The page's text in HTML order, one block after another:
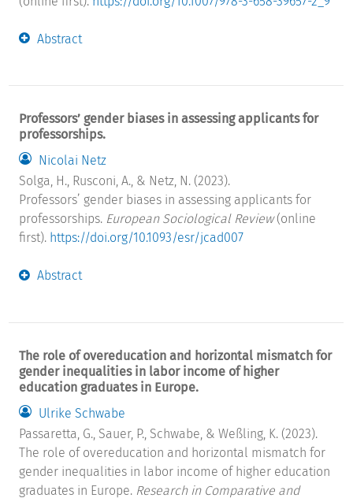
Abstract
Professors’ gender biases in assessing applicants for
professorships.
Nicolai Netz
Solga, H., Rusconi, A., & Netz, N. (2023).
Professors’ gender biases in assessing applicants for
professorships. European Sociological Review(online
first). https://doi.org/10.1093/esr/jcad007
Abstract
The role of overeducation and horizontal mismatch for
gender inequalities in labor income of higher
education graduates in Europe.
Ulrike Schwabe
Passaretta, G., Sauer, P., Schwabe, & Weßling, K. (2023).
The role of overeducation and horizontal mismatch for
gender inequalities in labor income of higher education
graduates in Europe. Research in Comparative and